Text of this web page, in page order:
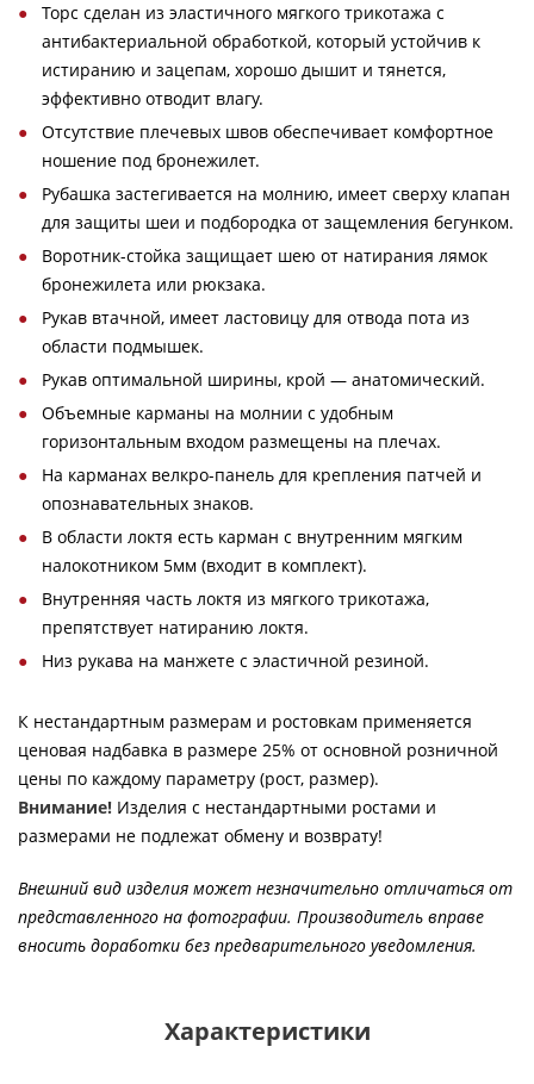
Торс сделан из эластичного мягкого трикотажа с
антибактериальной обработкой, который устойчив к
истиранию и зацепам, хорошо дышит и тянется,
эффективно отводит влагу.
Отсутствие плечевых швов обеспечивает комфортное
ношение под бронежилет.
Рубашка застегивается на молнию, имеет сверху клапан
для защиты шеи и подбородка от защемления бегунком.
Воротник-стойка защищает шею от натирания лямок
бронежилета или рюкзака.
Рукав втачной, имеет ластовицу для отвода пота из
области подмышек.
Рукав оптимальной ширины, крой — анатомический.
Объемные карманы на молнии с удобным
горизонтальным входом размещены на плечах.
На карманах велкро-панель для крепления патчей и
опознавательных знаков.
В области локтя есть карман с внутренним мягким
налокотником 5мм (входит в комплект).
Внутренняя часть локтя из мягкого трикотажа,
препятствует натиранию локтя.
Низ рукава на манжете с эластичной резиной.
К нестандартным размерам и ростовкам применяется
ценовая надбавка в размере 25% от основной розничной
цены по каждому параметру (рост, размер).
Внимание! Изделия с нестандартными ростами и
размерами не подлежат обмену и возврату!
Внешний вид изделия может незначительно отличаться от
представленного на фотографии. Производитель вправе
вносить доработки без предварительного уведомления.
Характеристики